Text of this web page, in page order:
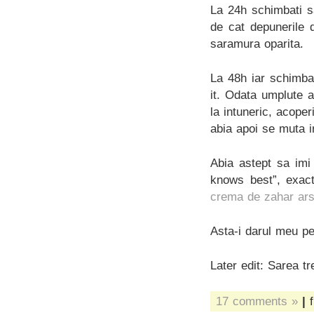
La 24h schimbati
de cat depunerile
saramura oparita.
La 48h iar
it. Odata umplute
la intuneric,
abia apoi se muta
Abia astept sa
knows best”,
crema de zahar ars
Asta-i darul meu
Later edit: Sarea
17 comments » |